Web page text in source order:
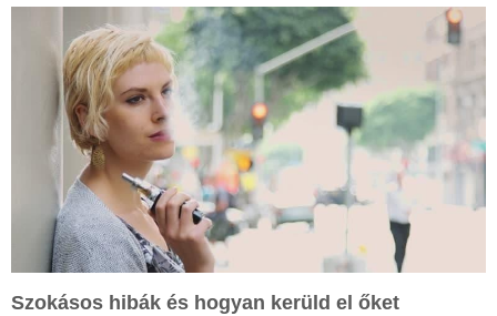
Szokásos hibák és hogyan kerüld el őket